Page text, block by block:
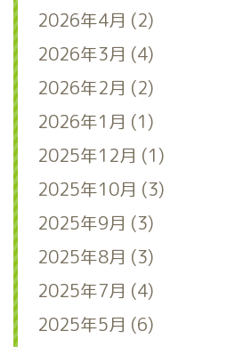
2026年4月 (2)
2026年3月 (4)
2026年2月 (2)
2026年1月 (1)
2025年12月 (1)
2025年10月 (3)
2025年9月 (3)
2025年8月 (3)
2025年7月 (4)
2025年5月 (6)